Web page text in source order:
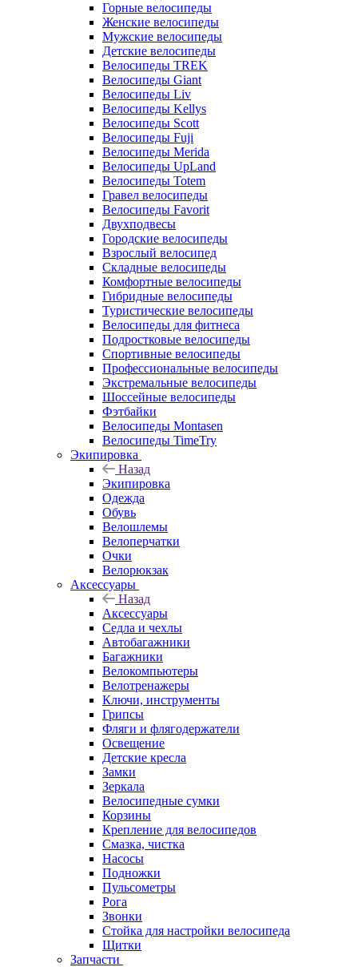
Горные велосипеды
Женские велосипеды
Мужские велосипеды
Детские велосипеды
Велосипеды TREK
Велосипеды Giant
Велосипеды Liv
Велосипеды Kellys
Велосипеды Scott
Велосипеды Fuji
Велосипеды Merida
Велосипеды UpLand
Велосипеды Totem
Гравел велосипеды
Велосипеды Favorit
Двухподвесы
Городские велосипеды
Взрослый велосипед
Складные велосипеды
Комфортные велосипеды
Гибридные велосипеды
Туристические велосипеды
Велосипеды для фитнеса
Подростковые велосипеды
Спортивные велосипеды
Профессиональные велосипеды
Экстремальные велосипеды
Шоссейные велосипеды
Фэтбайки
Велосипеды Montasen
Велосипеды TimeTry
Экипировка
Назад
Экипировка
Одежда
Обувь
Велошлемы
Велоперчатки
Очки
Велорюкзак
Аксессуары
Назад
Аксессуары
Седла и чехлы
Автобагажники
Багажники
Велокомпьютеры
Велотренажеры
Ключи, инструменты
Грипсы
Фляги и флягодержатели
Освещение
Детские кресла
Замки
Зеркала
Велосипедные сумки
Корзины
Крепление для велосипедов
Смазка, чистка
Насосы
Подножки
Пульсометры
Рога
Звонки
Стойка для настройки велосипеда
Щитки
Запчасти